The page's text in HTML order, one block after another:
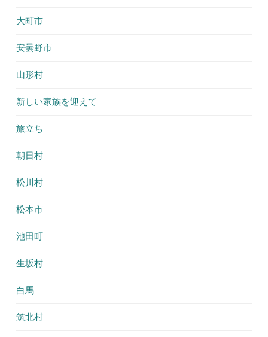
大町市
安曇野市
山形村
新しい家族を迎えて
旅立ち
朝日村
松川村
松本市
池田町
生坂村
白馬
筑北村